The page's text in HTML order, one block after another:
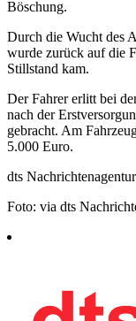
Böschung.
Durch die Wucht des
wurde zurück auf die
Stillstand kam.
Der Fahrer erlitt bei
nach der
gebracht. Am
5.000 Euro.
dts Nachrichtenagentur
Foto: via dts